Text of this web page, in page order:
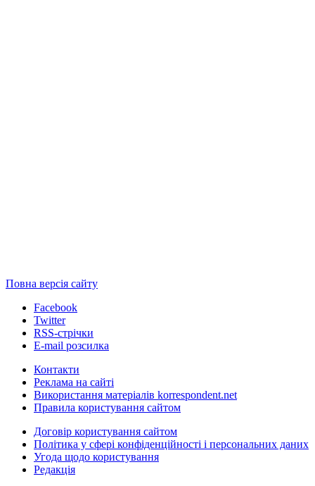
Повна версія сайту
Facebook
Twitter
RSS-стрічки
E-mail розсилка
Контакти
Реклама на сайті
Використання матеріалів korrespondent.net
Правила користування сайтом
Договір користування сайтом
Політика у сфері конфіденційності і персональних даних
Угода щодо користування
Редакція